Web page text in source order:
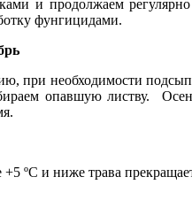
и продолжаем
фунгицидами.
при необходимости
опавшую листву.
ºС и ниже трава